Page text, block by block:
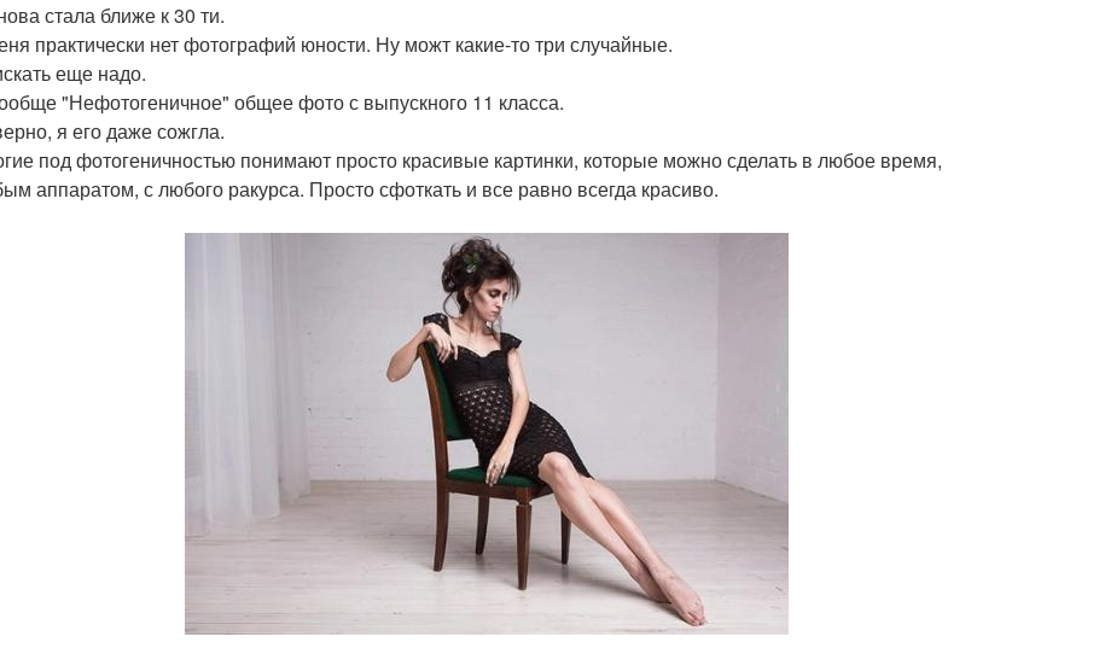
стала ближе к 30 ти.
практически нет фотографий юности. Ну можт какие-то три случайные.
еще надо.
"Нефотогеничное" общее фото с выпускного 11 класса.
я его даже сожгла.
под фотогеничностью понимают просто красивые картинки, которые можно сделать в любое время,
аппаратом, с любого ракурса. Просто сфоткать и все равно всегда красиво.